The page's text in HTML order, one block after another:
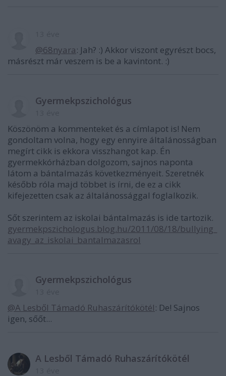
@68nyara: Jah? :) Akkor viszont egyrészt bocs,
másrészt már veszem is be a kavintont. :)
Gyermekpszichológus
Köszönöm a kommenteket és a címlapot is! Nem
gondoltam volna, hogy egy ennyire általánosságban
megírt cikk is ekkora visszhangot kap. Én
gyermekkórházban dolgozom, sajnos naponta
látom a bántalmazás következményeit. Szeretnék
később róla majd többet is írni, de ez a cikk
kifejezetten csak az általánossággal foglalkozik.
Sőt szerintem az iskolai bántalmazás is ide tartozik.
gyermekpszichologus.blog.hu/2011/08/18/bullying_
avagy_az_iskolai_bantalmazasrol
Gyermekpszichológus
@A Lesből Támadó Ruhaszárítókötél: De! Sajnos
igen, sőőt...
A Lesből Támadó Ruhaszárítókötél